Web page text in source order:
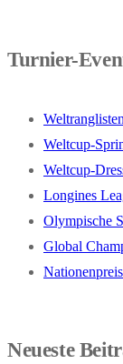
Turnier-
Weltranglisten
Weltcup-
Weltcup-
Longines
Olympische
Global
Neueste